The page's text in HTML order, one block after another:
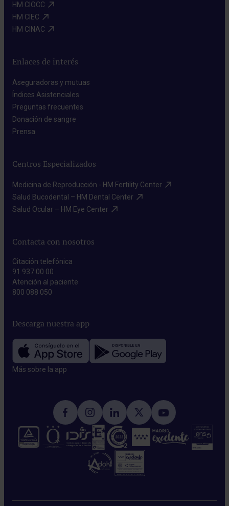
HM CIOCC​
HM CIEC​
HM CINAC​
Enlaces de interés
Aseguradoras y mutuas​
Índices Asistenciales​
Preguntas frecuentes​
Donación de sangre​
Prensa​
Centros Especializados
Medicina de Reproducción - HM Fertility Center​
Salud Bucodental – HM Dental Center​
Salud Ocular – HM Eye Center​
Contacta con nosotros
Citación telefónica
91 937 00 00
Atención al paciente
800 088 050
Descarga nuestra app
Más sobre la app​